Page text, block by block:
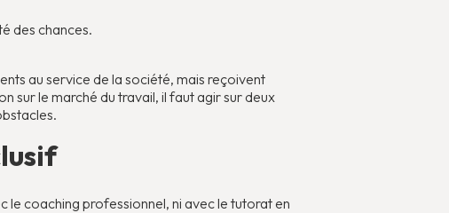
des chances.
au service de la société, mais reçoivent
sur le marché du travail, il faut agir sur deux
le coaching professionnel, ni avec le tutorat en